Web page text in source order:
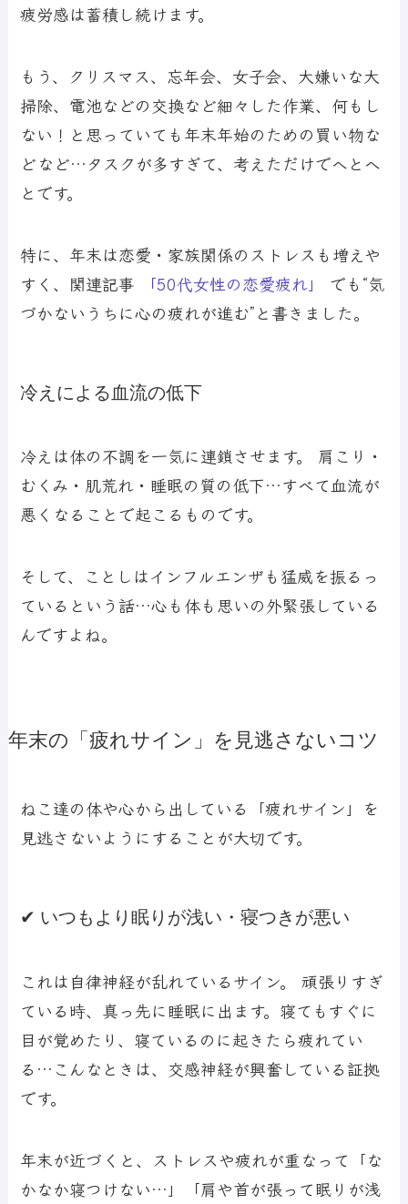
疲労感は蓄積し続けます。
もう、クリスマス、忘年会、女子会、大嫌いな大
掃除、電池などの交換など細々した作業、何もし
ない！と思っていても年末年始のための買い物な
どなど…タスクが多すぎて、考えただけでへとへ
とです。
特に、年末は恋愛・家族関係のストレスも増えや
すく、関連記事
「50代女性の恋愛疲れ」
でも“気
づかないうちに心の疲れが進む”と書きました。
冷えによる血流の低下
冷えは体の不調を一気に連鎖させます。 肩こり・
むくみ・肌荒れ・睡眠の質の低下…すべて血流が
悪くなることで起こるものです。
そして、ことしはインフルエンザも猛威を振るっ
ているという話…心も体も思いの外緊張している
んですよね。
年末の「疲れサイン」を見逃さないコツ
ねこ達の体や心から出している「疲れサイン」を
見逃さないようにすることが大切です。
✔ いつもより眠りが浅い・寝つきが悪い
これは自律神経が乱れているサイン。 頑張りすぎ
ている時、真っ先に睡眠に出ます。寝てもすぐに
目が覚めたり、寝ているのに起きたら疲れてい
る…こんなときは、交感神経が興奮している証拠
です。
年末が近づくと、ストレスや疲れが重なって「な
かなか寝つけない…」「肩や首が張って眠りが浅